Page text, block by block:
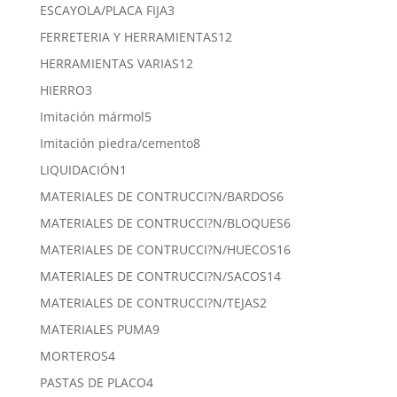
ESCAYOLA/PLACA FIJA33
productos
FERRETERIA Y HERRAMIENTAS1212
HERRAMIENTAS VARIAS1212
HIERRO33
productos
Imitación mármol55
productos
Imitación piedra/cemento88
LIQUIDACIÓN1
producto
MATERIALES DE CONTRUCCI?N/BARDOS66
productos
MATERIALES DE CONTRUCCI?N/BLOQUES66
productos
MATERIALES DE CONTRUCCI?N/HUECOS1616
MATERIALES DE CONTRUCCI?N/SACOS1414
MATERIALES DE CONTRUCCI?N/TEJAS22
MATERIALES PUMA99
MORTEROS44
productos
PASTAS DE PLACO44